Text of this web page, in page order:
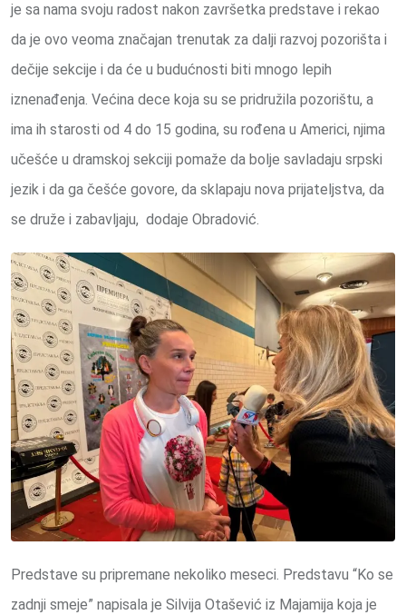
je sa nama svoju radost nakon završetka predstave i rekao
da je ovo veoma značajan trenutak za dalji razvoj pozorišta i
dečije sekcije i da će u budućnosti biti mnogo lepih
iznenađenja. Većina dece koja su se pridružila pozorištu, a
ima ih starosti od 4 do 15 godina, su rođena u Americi, njima
učešće u dramskoj sekciji pomaže da bolje savladaju srpski
jezik i da ga češće govore, da sklapaju nova prijateljstva, da
se druže i zabavljaju, dodaje Obradović.
Predstave su pripremane nekoliko meseci. Predstavu “Ko se
zadnji smeje” napisala je Silvija Otašević iz Majamija koja je